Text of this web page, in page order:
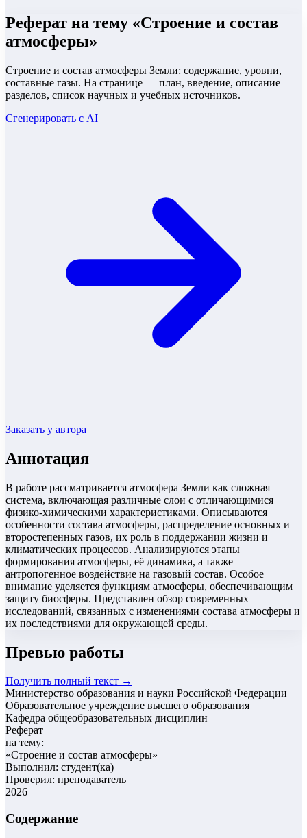
Реферат на тему «Строение и состав
атмосферы»
Строение и состав атмосферы Земли: содержание, уровни,
составные газы. На странице — план, введение, описание
разделов, список научных и учебных источников.
Сгенерировать с AI
Заказать у автора
Аннотация
В работе рассматривается атмосфера Земли как сложная
система, включающая различные слои с отличающимися
физико-химическими характеристиками. Описываются
особенности состава атмосферы, распределение основных и
второстепенных газов, их роль в поддержании жизни и
климатических процессов. Анализируются этапы
формирования атмосферы, её динамика, а также
антропогенное воздействие на газовый состав. Особое
внимание уделяется функциям атмосферы, обеспечивающим
защиту биосферы. Представлен обзор современных
исследований, связанных с изменениями состава атмосферы и
их последствиями для окружающей среды.
Превью работы
Получить полный текст →
Министерство образования и науки Российской Федерации
Образовательное учреждение высшего образования
Кафедра общеобразовательных дисциплин
Реферат
на тему:
«Строение и состав атмосферы»
Выполнил: студент(ка)
Проверил: преподаватель
2026
Содержание